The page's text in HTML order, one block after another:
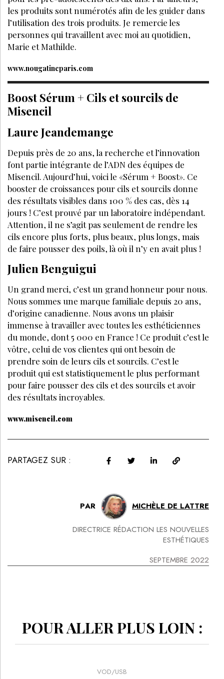
les produits sont numérotés afin de les guider dans
l’utilisation des trois produits. Je remercie les
personnes qui travaillent avec moi au quotidien,
Marie et Mathilde.
www.nougatineparis.com
Boost Sérum + Cils et sourcils de
Misencil
Laure Jeandemange
Depuis près de 20 ans, la recherche et l’innovation
font partie intégrante de l’ADN des équipes de
Misencil. Aujourd’hui, voici le «Sérum + Boost». Ce
booster de croissances pour cils et sourcils donne
des résultats visibles dans 100 % des cas, dès 14
jours ! C’est prouvé par un laboratoire indépendant.
Attention, il ne s’agit pas seulement de rendre les
cils encore plus forts, plus beaux, plus longs, mais
de faire pousser des poils, là où il n’y en avait plus !
Julien Benguigui
Un grand merci, c’est un grand honneur pour nous.
Nous sommes une marque familiale depuis 20 ans,
d’origine canadienne. Nous avons un plaisir
immense à travailler avec toutes les esthéticiennes
du monde, dont 5 000 en France ! Ce produit c’est le
vôtre, celui de vos clientes qui ont besoin de
prendre soin de leurs cils et sourcils. C’est le
produit qui est statistiquement le plus performant
pour faire pousser des cils et des sourcils et avoir
des résultats incroyables.
www.misencil.com
PARTAGEZ SUR :
PAR MICHÈLE DE LATTRE
DIRECTRICE RÉDACTION LES NOUVELLES
ESTHÉTIQUES
SEPTEMBRE 2022
POUR ALLER PLUS LOIN :
VOD/USB